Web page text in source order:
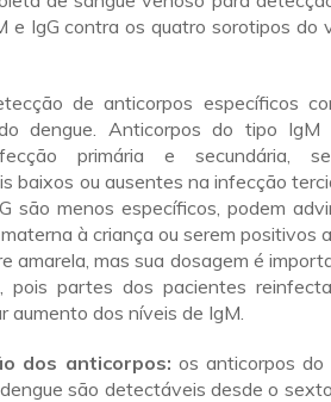
e IgG contra os quatro sorotipos do
de anticorpos específicos
dengue. Anticorpos do tipo IgM
primária e secundária,
baixos ou ausentes na infecção
são menos específicos, podem
à criança ou serem positivos
amarela, mas sua dosagem é
pois partes dos pacientes
aumento dos níveis de IgM.
dos anticorpos: os anticorpos do
são detectáveis desde o